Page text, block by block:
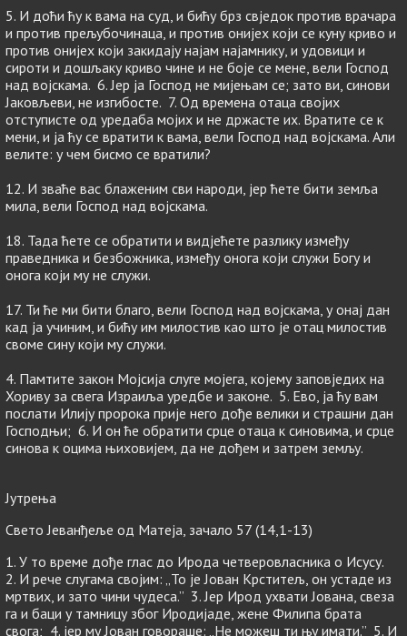
5. И доћи ћу к вама на суд, и бићу брз свједок против врачара
и против прељубочинаца, и против онијех који се куну криво и
против онијех који закидају најам најамнику, и удовици и
сироти и дошљаку криво чине и не боје се мене, вели Господ
над војскама. 6. Јер ја Господ не мијењам се; зато ви, синови
Јаковљеви, не изгибосте. 7. Од времена отаца својих
отступисте од уредаба мојих и не држасте их. Вратите се к
мени, и ја ћу се вратити к вама, вели Господ над војскама. Али
велите: у чем бисмо се вратили?
12. И зваће вас блаженим сви народи, јер ћете бити земља
мила, вели Господ над војскама.
18. Тада ћете се обратити и видјећете разлику између
праведника и безбожника, између онога који служи Богу и
онога који му не служи.
17. Ти ће ми бити благо, вели Господ над војскама, у онај дан
кад ја учиним, и бићу им милостив као што је отац милостив
своме сину који му служи.
4. Памтите закон Мојсија слуге мојега, којему заповједих на
Хориву за свега Израиља уредбе и законе. 5. Ево, ја ћу вам
послати Илију пророка прије него дође велики и страшни дан
Господњи; 6. И он ће обратити срце отаца к синовима, и срце
синова к оцима њиховијем, да не дођем и затрем земљу.
Јутрења
Свето Јеванђеље од Матеја, зачало 57 (14,1-13)
1. У то време дође глас до Ирода четверовласника о Исусу.
2. И рече слугама својим: „То је Јован Крститељ, он устаде из
мртвих, и зато чини чудеса.” 3. Јер Ирод ухвати Јована, свеза
га и баци у тамницу због Иродијаде, жене Филипа брата
свога; 4. јер му Јован говораше: „Не можеш ти њу имати.” 5. И